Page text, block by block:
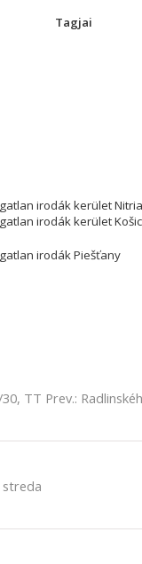
Tagjai
irodák kerület
irodák kerület
irodák Piešťany
streda